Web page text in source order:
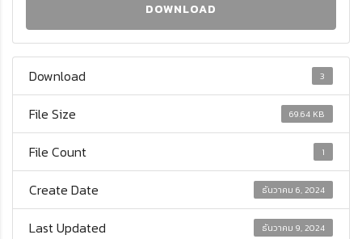
DOWNLOAD
Download 3
File Size 69.64 KB
File Count 1
Create Date ธันวาคม 6, 2024
Last Updated ธันวาคม 9, 2024